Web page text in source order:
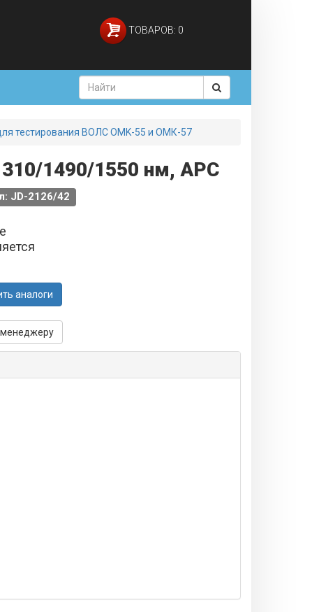
ТОВАРОВ: 0
тестирования ВОЛС OMK-55 и ОМК-57
1490/1550 нм, APC
JD-2126/42
аналоги
менеджеру